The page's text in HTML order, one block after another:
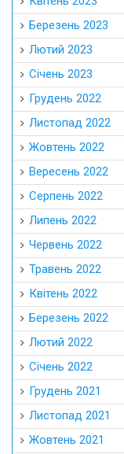
Березень 2023
Лютий 2023
Січень 2023
Грудень 2022
Листопад 2022
Жовтень 2022
Вересень 2022
Серпень 2022
Липень 2022
Червень 2022
Травень 2022
Квітень 2022
Березень 2022
Лютий 2022
Січень 2022
Грудень 2021
Листопад 2021
Жовтень 2021